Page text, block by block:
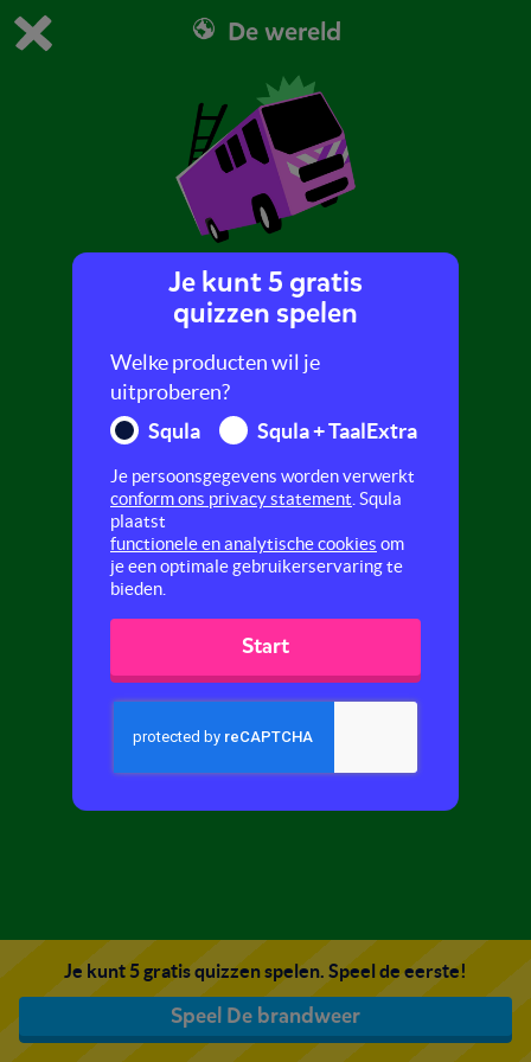
Dit is de gratis demo van Squla.
Bestel nu
0
De wereld
De brandweer
Ontdek in deze quiz meer over de brandweer.
Je kunt 5 gratis quizzen spelen. Speel de eerste!
Speel De brandweer
Je kunt 5 gratis
quizzen spelen
Welke producten wil je
uitproberen?
Squla
Squla + TaalExtra
Je persoonsgegevens worden verwerkt
conform ons privacy statement . Squla
plaatst
functionele en analytische cookies om
je een optimale gebruikerservaring te
bieden.
Start